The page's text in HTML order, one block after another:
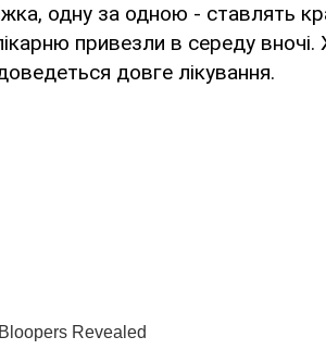
одну за одною - ставлять
привезли в середу
довге лікування.